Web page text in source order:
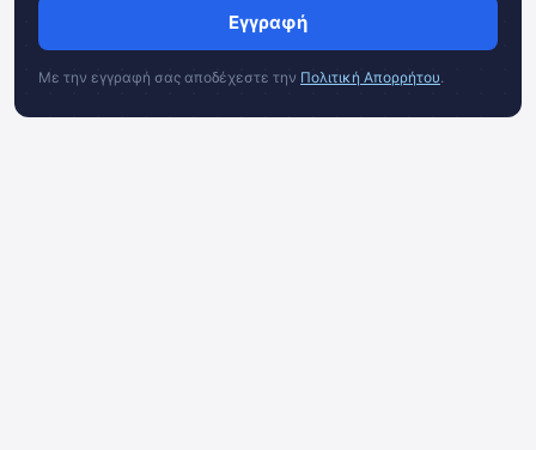
Εγγραφή
Με την εγγραφή σας αποδέχεστε την Πολιτική Απορρήτου.